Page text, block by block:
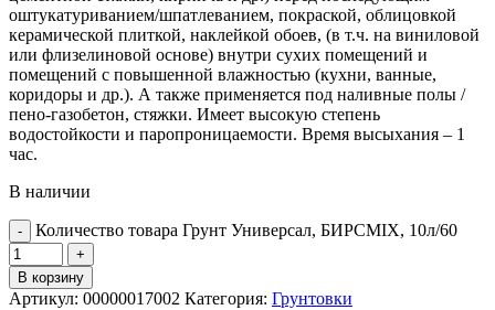
оштукатуриванием/шпатлеванием, покраской, облицовкой
керамической плиткой, наклейкой обоев, (в т.ч. на виниловой
или флизелиновой основе) внутри сухих помещений и
помещений с повышенной влажностью (кухни, ванные,
коридоры и др.). А также применяется под наливные полы /
пено-газобетон, стяжки. Имеет высокую степень
водостойкости и паропроницаемости. Время высыхания – 1
час.
В наличии
Количество товара Грунт Универсал, БИРСMIX, 10л/60
В корзину
Артикул: 00000017002 Категория: Грунтовки